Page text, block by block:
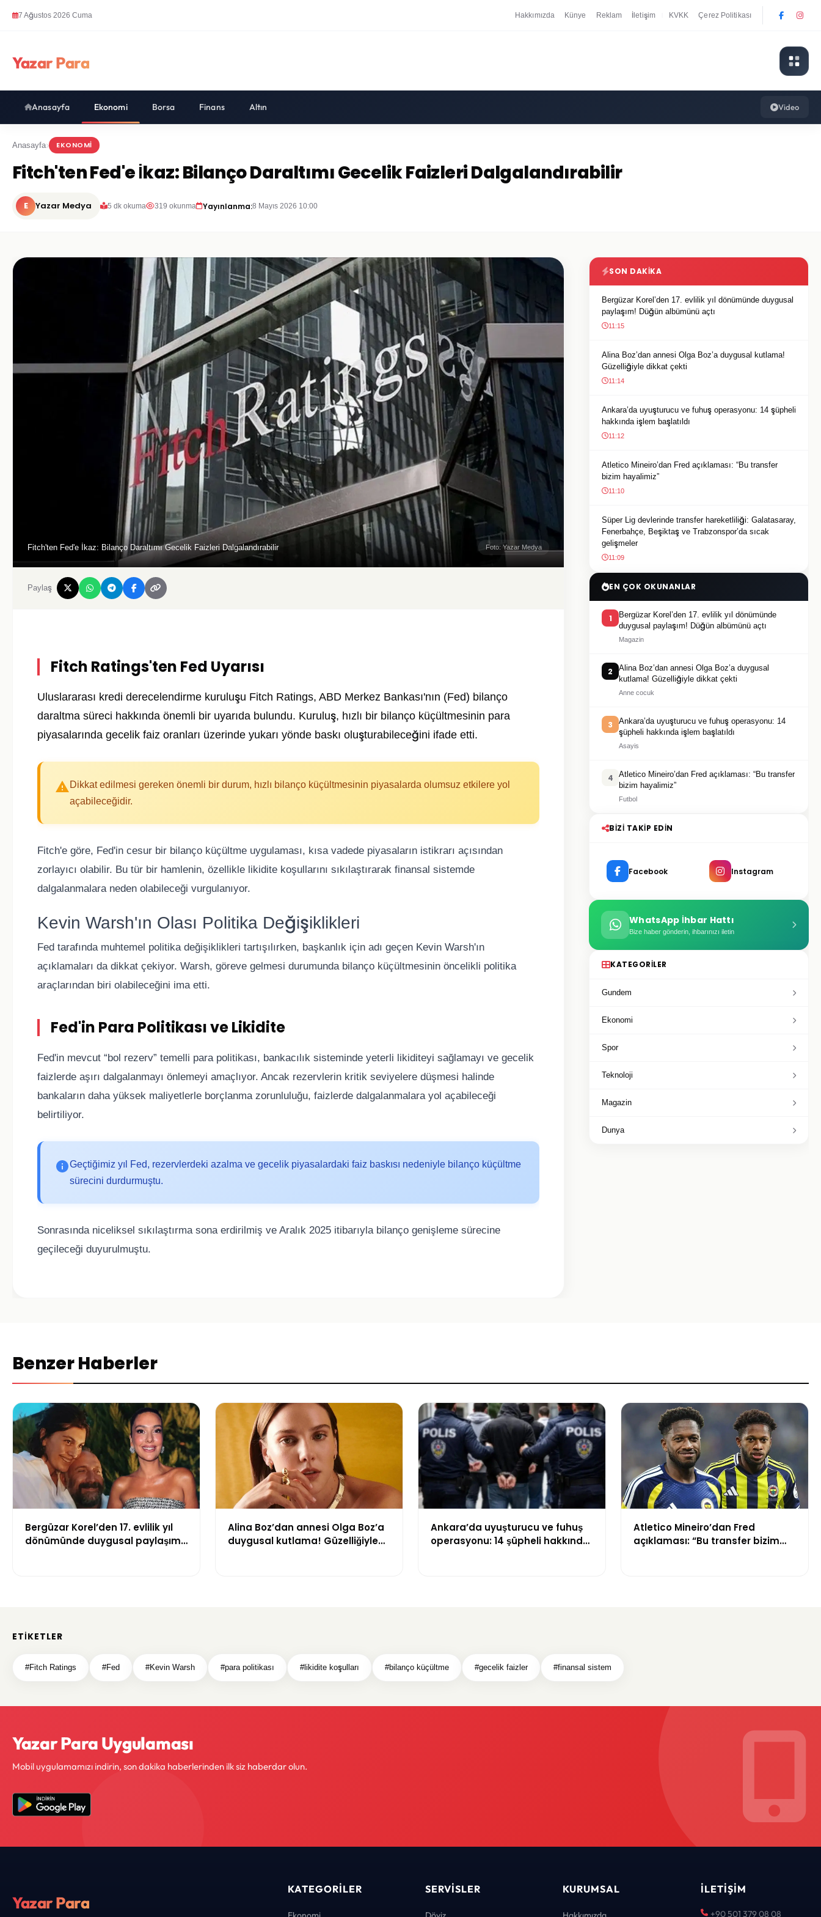
7 Ağustos 2026 Cuma Hakkımızda Künye Reklam İletişim KVKK Çerez Politikası
Yazar Para
Anasayfa Ekonomi Borsa Finans Altın Video
Anasayfa EKONOMI
Fitch'ten Fed'e İkaz: Bilanço Daraltımı Gecelik Faizleri Dalgalandırabilir
E Yazar Medya 5 dk okuma 319 okunma Yayınlanma:8 Mayıs 2026 10:00
Fitch'ten Fed'e İkaz: Bilanço Daraltımı Gecelik Faizleri Dalgalandırabilir Foto: Yazar Medya
Paylaş
Fitch Ratings'ten Fed Uyarısı
Uluslararası kredi derecelendirme kuruluşu Fitch Ratings, ABD Merkez Bankası'nın (Fed) bilanço
daraltma süreci hakkında önemli bir uyarıda bulundu. Kuruluş, hızlı bir bilanço küçültmesinin para
piyasalarında gecelik faiz oranları üzerinde yukarı yönde baskı oluşturabileceğini ifade etti.
Dikkat edilmesi gereken önemli bir durum, hızlı bilanço küçültmesinin piyasalarda olumsuz etkilere yol
açabileceğidir.
Fitch'e göre, Fed'in cesur bir bilanço küçültme uygulaması, kısa vadede piyasaların istikrarı açısından
zorlayıcı olabilir. Bu tür bir hamlenin, özellikle likidite koşullarını sıkılaştırarak finansal sistemde
dalgalanmalara neden olabileceği vurgulanıyor.
Kevin Warsh'ın Olası Politika Değişiklikleri
Fed tarafında muhtemel politika değişiklikleri tartışılırken, başkanlık için adı geçen Kevin Warsh'ın
açıklamaları da dikkat çekiyor. Warsh, göreve gelmesi durumunda bilanço küçültmesinin öncelikli politika
araçlarından biri olabileceğini ima etti.
Fed'in Para Politikası ve Likidite
Fed'in mevcut “bol rezerv” temelli para politikası, bankacılık sisteminde yeterli likiditeyi sağlamayı ve gecelik
faizlerde aşırı dalgalanmayı önlemeyi amaçlıyor. Ancak rezervlerin kritik seviyelere düşmesi halinde
bankaların daha yüksek maliyetlerle borçlanma zorunluluğu, faizlerde dalgalanmalara yol açabileceği
belirtiliyor.
Geçtiğimiz yıl Fed, rezervlerdeki azalma ve gecelik piyasalardaki faiz baskısı nedeniyle bilanço küçültme
sürecini durdurmuştu.
Sonrasında niceliksel sıkılaştırma sona erdirilmiş ve Aralık 2025 itibarıyla bilanço genişleme sürecine
geçileceği duyurulmuştu.
SON DAKIKA
Bergüzar Korel’den 17. evlilik yıl dönümünde duygusal
paylaşım! Düğün albümünü açtı
11:15
Alina Boz’dan annesi Olga Boz’a duygusal kutlama!
Güzelliğiyle dikkat çekti
11:14
Ankara’da uyuşturucu ve fuhuş operasyonu: 14 şüpheli
hakkında işlem başlatıldı
11:12
Atletico Mineiro’dan Fred açıklaması: “Bu transfer
bizim hayalimiz”
11:10
Süper Lig devlerinde transfer hareketliliği: Galatasaray,
Fenerbahçe, Beşiktaş ve Trabzonspor’da sıcak
gelişmeler
11:09
EN ÇOK OKUNANLAR
1
Bergüzar Korel’den 17. evlilik yıl dönümünde
duygusal paylaşım! Düğün albümünü açtı
Magazin
2
Alina Boz’dan annesi Olga Boz’a duygusal
kutlama! Güzelliğiyle dikkat çekti
Anne cocuk
3
Ankara’da uyuşturucu ve fuhuş operasyonu: 14
şüpheli hakkında işlem başlatıldı
Asayis
4
Atletico Mineiro’dan Fred açıklaması: “Bu transfer
bizim hayalimiz”
Futbol
BIZI TAKIP EDIN
Facebook Instagram
WhatsApp İhbar Hattı
Bize haber gönderin, ihbarınızı iletin
KATEGORILER
Gundem
Ekonomi
Spor
Teknoloji
Magazin
Dunya
Benzer Haberler
Bergüzar Korel’den 17. evlilik yıl
dönümünde duygusal paylaşım!
Alina Boz’dan annesi Olga Boz’a
duygusal kutlama! Güzelliğiyle
Ankara’da uyuşturucu ve fuhuş
operasyonu: 14 şüpheli hakkında
Atletico Mineiro’dan Fred
açıklaması: “Bu transfer bizim
ETIKETLER
#Fitch Ratings #Fed #Kevin Warsh #para politikası #likidite koşulları #bilanço küçültme #gecelik faizler #finansal sistem
Yazar Para Uygulaması
Mobil uygulamamızı indirin, son dakika haberlerinden ilk siz haberdar olun.
Yazar Para
KATEGORILER SERVISLER KURUMSAL İLETIŞIM
+90 501 379 08 08